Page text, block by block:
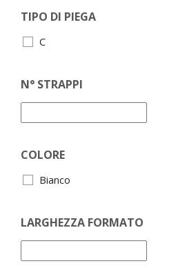
TIPO DI PIEGA
C
N° STRAPPI
COLORE
Bianco
LARGHEZZA FORMATO